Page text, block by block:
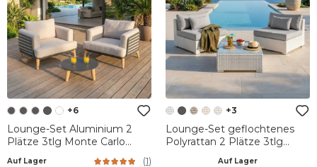
+6
Lounge-Set Aluminium 2
Plätze 3tlg Monte Carlo
Auf Lager (1)
+3
Lounge-Set geflochtenes
Polyrattan 2 Plätze 3tlg
Auf Lager